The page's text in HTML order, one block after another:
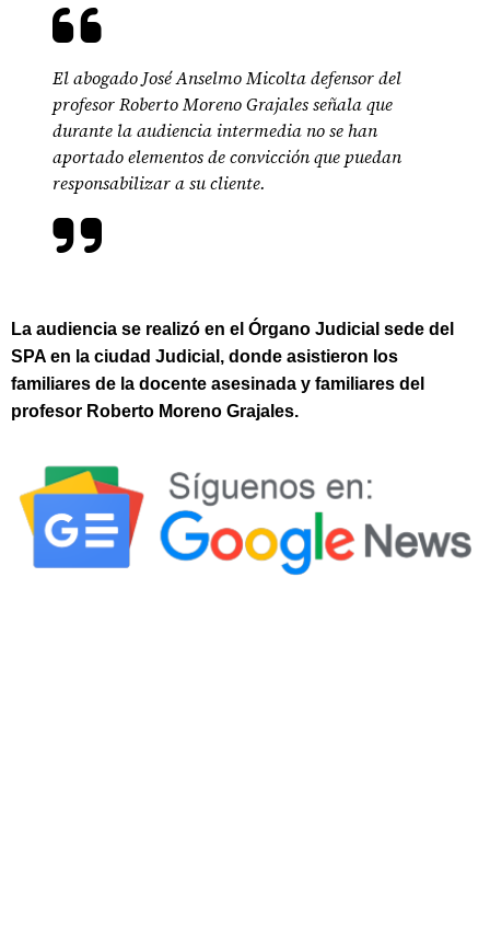
El abogado José Anselmo Micolta defensor del
profesor Roberto Moreno Grajales señala que
durante la audiencia intermedia no se han
aportado elementos de convicción que puedan
responsabilizar a su cliente.
La audiencia se realizó en el Órgano Judicial sede del
SPA en la ciudad Judicial, donde asistieron los
familiares de la docente asesinada y familiares del
profesor Roberto Moreno Grajales.